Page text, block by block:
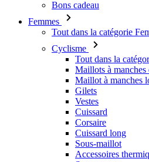
Bons cadeau
Femmes
Tout dans la catégorie
Cyclisme
Tout dans la
Maillots à manches
Maillot à manches
Gilets
Vestes
Cuissard
Corsaire
Cuissard long
Sous-maillot
Accessoires